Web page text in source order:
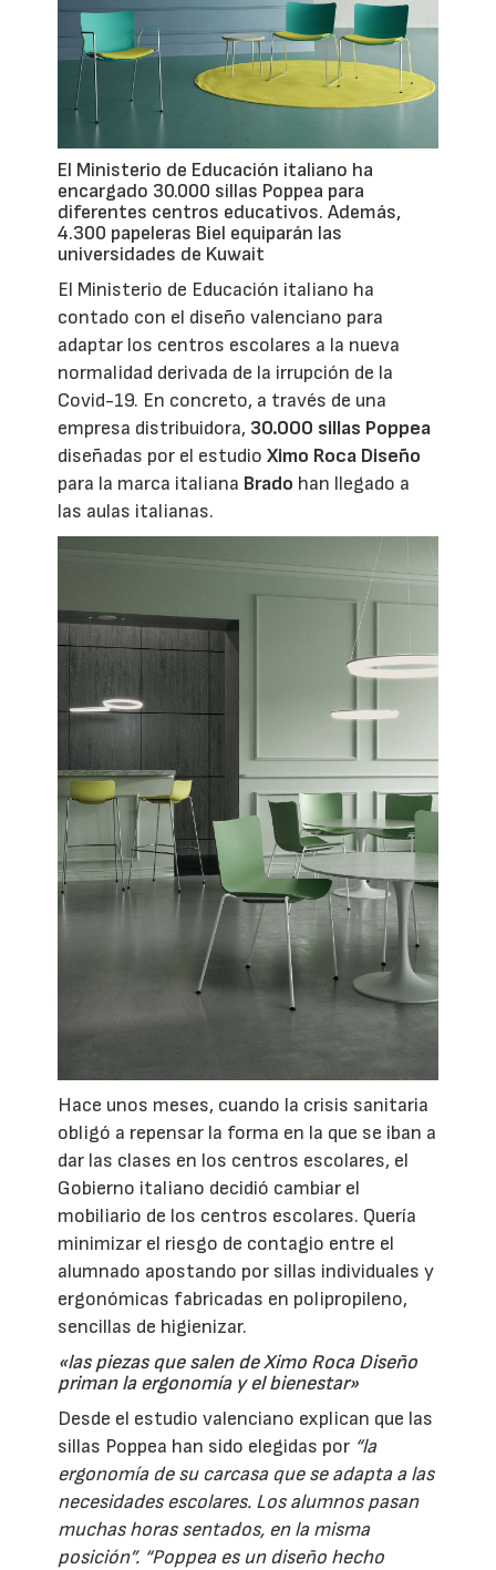
El Ministerio de Educación italiano ha
encargado 30.000 sillas Poppea para
diferentes centros educativos. Además,
4.300 papeleras Biel equiparán las
universidades de Kuwait
El Ministerio de Educación italiano ha
contado con el diseño valenciano para
adaptar los centros escolares a la nueva
normalidad derivada de la irrupción de la
Covid-19. En concreto, a través de una
empresa distribuidora, 30.000 sillas Poppea
diseñadas por el estudioXimo Roca Diseño
para la marca italiana Brado han llegado a
las aulas italianas.
Hace unos meses, cuando la crisis sanitaria
obligó a repensar la forma en la que se iban a
dar las clases en los centros escolares, el
Gobierno italiano decidió cambiar el
mobiliario de los centros escolares. Quería
minimizar el riesgo de contagio entre el
alumnado apostando por sillas individuales y
ergonómicas fabricadas en polipropileno,
sencillas de higienizar.
«las piezas que salen de Ximo Roca Diseño
priman la ergonomía y el bienestar»
Desde el estudio valenciano explican que las
sillas Poppea han sido elegidas por “la
ergonomía de su carcasa que se adapta a las
necesidades escolares. Los alumnos pasan
muchas horas sentados, en la misma
posición”. “Poppea es un diseño hecho